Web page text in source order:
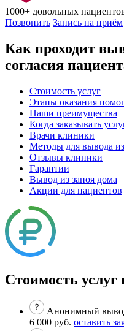
1000+ довольных
Позвонить Запись на приём
Как проходит
согласия
Стоимость услуг
Этапы оказания
Наши преимущества
Когда заказывать
Врачи клиники
Методы для вывода
Отзывы клиники
Гарантии
Вывод из запоя дома
Акции для пациентов
Стоимость услуг
Анонимный
6 000 руб. оставить